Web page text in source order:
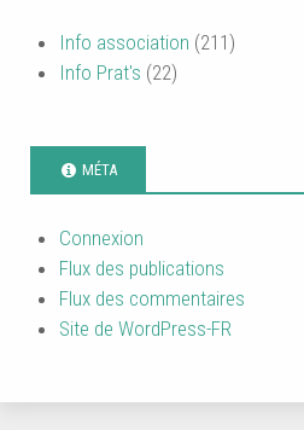
Info association (211)
Info Prat's (22)
MÉTA
Connexion
Flux des publications
Flux des commentaires
Site de WordPress-FR